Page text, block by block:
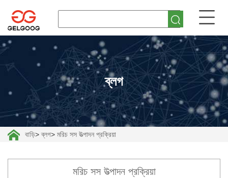
ব্লগ
বাড়ি> ব্লগ> মরিচ সস উত্পাদন প্রক্রিয়া
মরিচ সস উত্পাদন প্রক্রিয়া